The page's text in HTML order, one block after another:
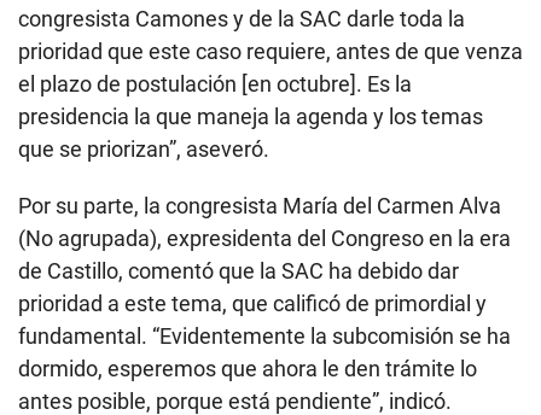
congresista Camones y de la SAC darle toda la
prioridad que este caso requiere, antes de que venza
el plazo de postulación [en octubre]. Es la
presidencia la que maneja la agenda y los temas
que se priorizan”, aseveró.
Por su parte, la congresista María del Carmen Alva
(No agrupada), expresidenta del Congreso en la era
de Castillo, comentó que la SAC ha debido dar
prioridad a este tema, que calificó de primordial y
fundamental. “Evidentemente la subcomisión se ha
dormido, esperemos que ahora le den trámite lo
antes posible, porque está pendiente”, indicó.